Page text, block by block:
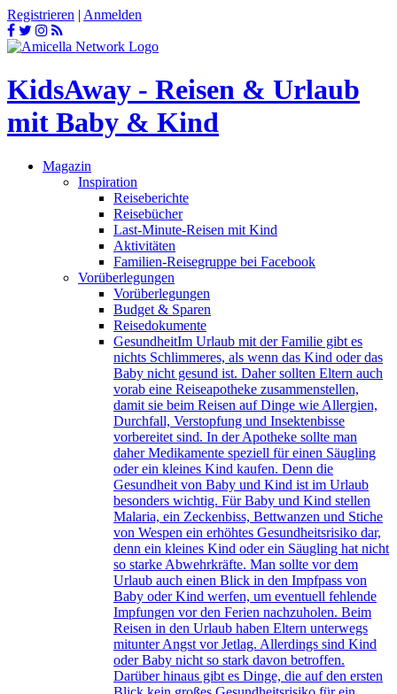
Registrieren | Anmelden
KidsAway - Reisen & Urlaub
mit Baby & Kind
Magazin
Inspiration
Reiseberichte
Reisebücher
Last-Minute-Reisen mit Kind
Aktivitäten
Familien-Reisegruppe bei Facebook
Vorüberlegungen
Vorüberlegungen
Budget & Sparen
Reisedokumente
GesundheitIm Urlaub mit der Familie gibt es
nichts Schlimmeres, als wenn das Kind oder das
Baby nicht gesund ist. Daher sollten Eltern auch
vorab eine Reiseapotheke zusammenstellen,
damit sie beim Reisen auf Dinge wie Allergien,
Durchfall, Verstopfung und Insektenbisse
vorbereitet sind. In der Apotheke sollte man
daher Medikamente speziell für einen Säugling
oder ein kleines Kind kaufen. Denn die
Gesundheit von Baby und Kind ist im Urlaub
besonders wichtig. Für Baby und Kind stellen
Malaria, ein Zeckenbiss, Bettwanzen und Stiche
von Wespen ein erhöhtes Gesundheitsrisiko dar,
denn ein kleines Kind oder ein Säugling hat nicht
so starke Abwehrkräfte. Man sollte vor dem
Urlaub auch einen Blick in den Impfpass von
Baby oder Kind werfen, um eventuell fehlende
Impfungen vor den Ferien nachzuholen. Beim
Reisen in den Urlaub haben Eltern unterwegs
mitunter Angst vor Jetlag. Allerdings sind Kind
oder Baby nicht so stark davon betroffen.
Darüber hinaus gibt es Dinge, die auf den ersten